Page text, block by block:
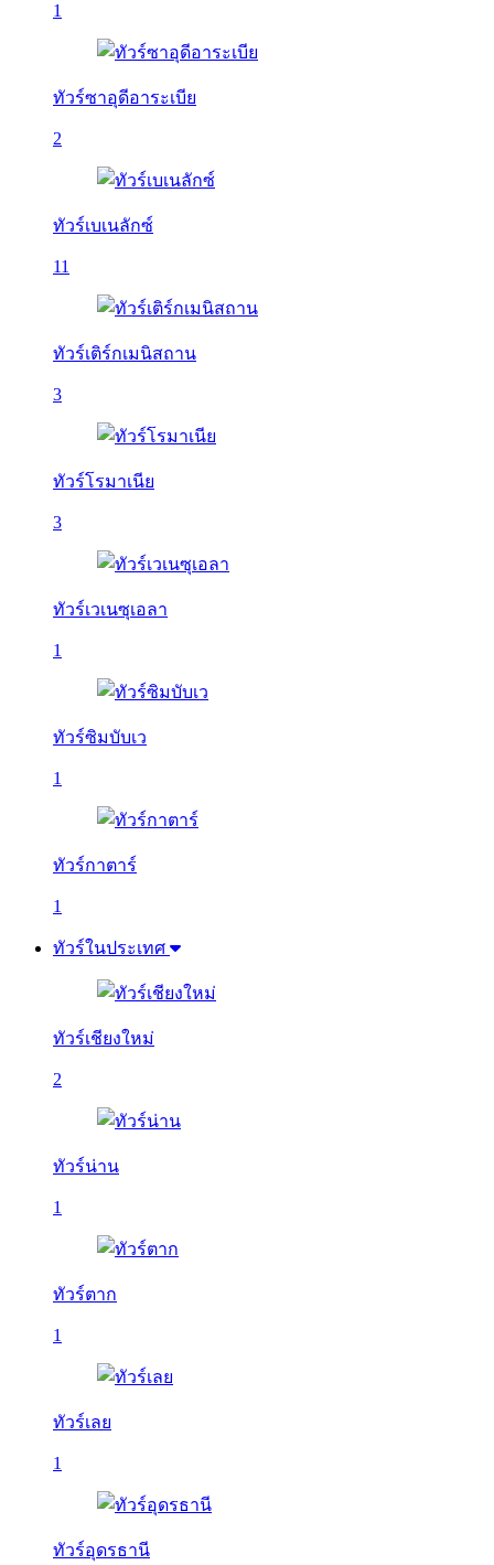
1
ทัวร์ซาอุดีอาระเบีย
2
ทัวร์เบเนลักซ์
11
ทัวร์เติร์กเมนิสถาน
3
ทัวร์โรมาเนีย
3
ทัวร์เวเนซุเอลา
1
ทัวร์ซิมบับเว
1
ทัวร์กาตาร์
1
ทัวร์ในประเทศ
ทัวร์เชียงใหม่
2
ทัวร์น่าน
1
ทัวร์ตาก
1
ทัวร์เลย
1
ทัวร์อุดรธานี